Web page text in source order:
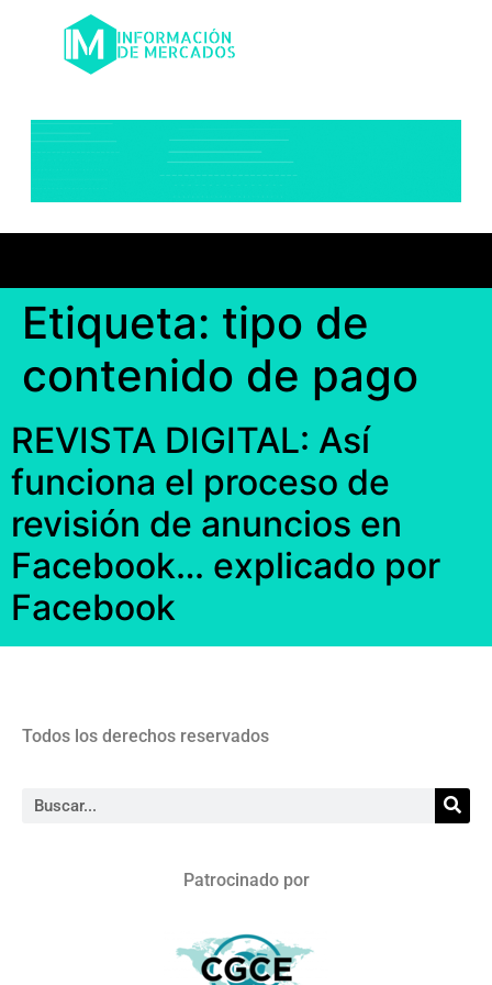
Etiqueta: tipo de
contenido de pago
REVISTA DIGITAL: Así
funciona el proceso de
revisión de anuncios en
Facebook… explicado por
Facebook
Todos los derechos reservados
Patrocinado por